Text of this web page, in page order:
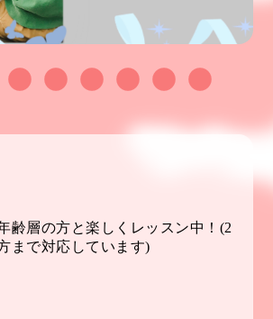
齢層の方と楽しくレッスン中！(2
まで対応しています)